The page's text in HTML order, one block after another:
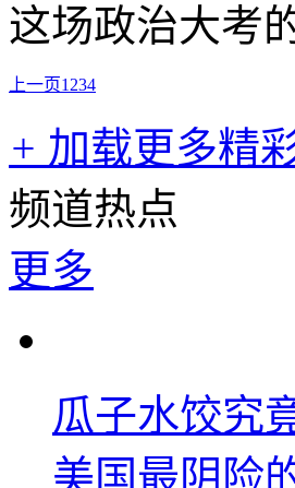
这场政治大考
上一页1 234
+ 加载更多精
频道热点
更多
瓜子水饺究
美国最阴险